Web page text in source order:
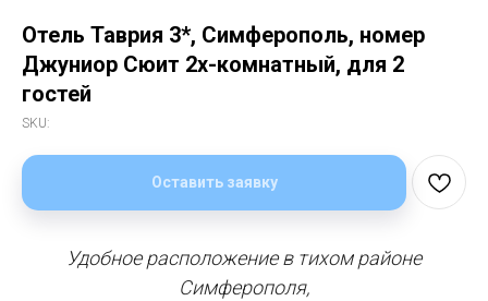
Отель Таврия 3*, Симферополь, номер
Джуниор Сюит 2х-комнатный, для 2
гостей
SKU:
Оставить заявку
Удобное расположение в тихом районе
Симферополя,